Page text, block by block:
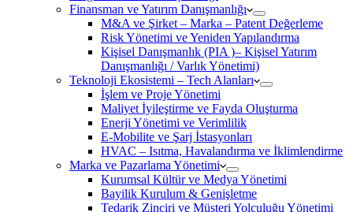
Finansman ve Yatırım Danışmanlığı
M&A ve Şirket – Marka – Patent Değerleme
Risk Yönetimi ve Yeniden Yapılandırma
Kişisel Danışmanlık (PIA )– Kişisel Yatırım
Danışmanlığı / Varlık Yönetimi)
Teknoloji Ekosistemi – Tech Alanları
İşlem ve Proje Yönetimi
Maliyet İyileştirme ve Fayda Oluşturma
Enerji Yönetimi ve Verimlilik
E-Mobilite ve Şarj İstasyonları
HVAC – Isıtma, Havalandırma ve İklimlendirme
Marka ve Pazarlama Yönetimi
Kurumsal Kültür ve Medya Yönetimi
Bayilik Kurulum & Genişletme
Tedarik Zinciri ve Müşteri Yolculuğu Yönetimi